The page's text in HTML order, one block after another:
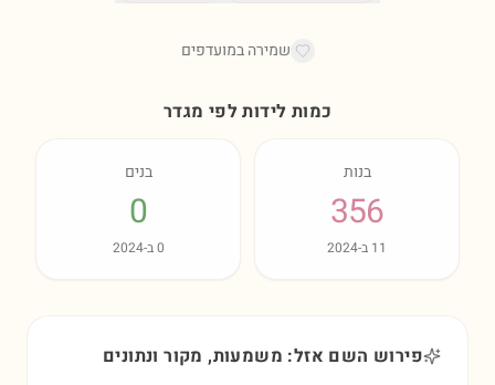
שמירה במועדפים
כמות לידות לפי מגדר
בנות
356
11 ב-2024
בנים
0
0ב-2024
פירוש השם אזל: משמעות, מקור ונתונים